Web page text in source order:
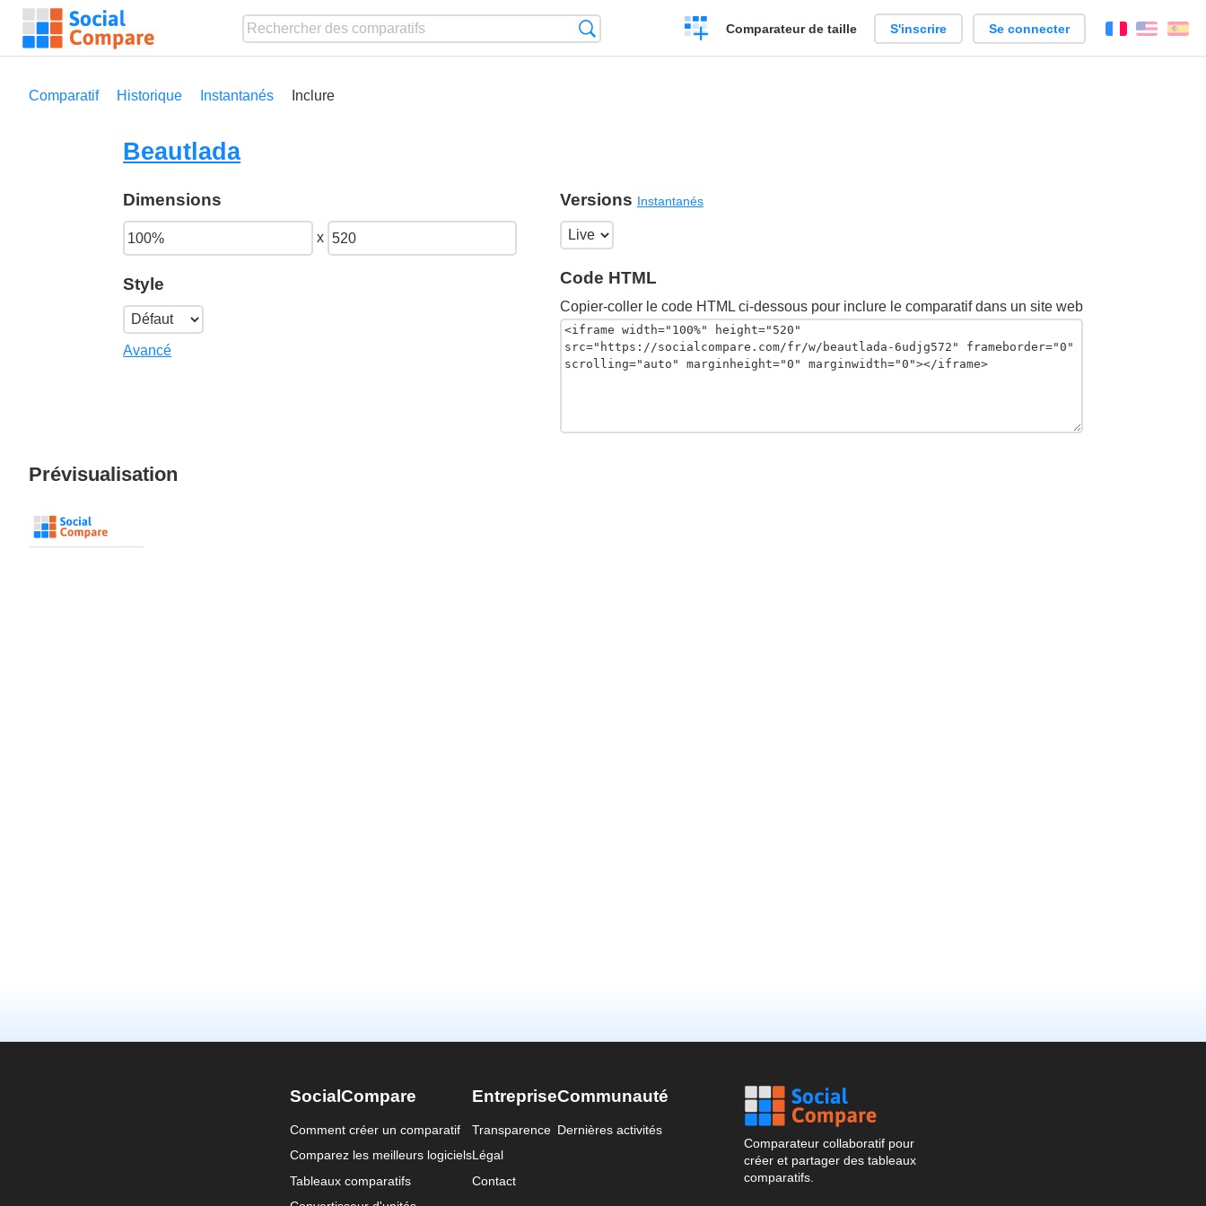
Créer
un
Comparateur de taille S'inscrire Se connecter FrançaisEnglish
Comparatif Historique Instantanés Inclure
Beautlada
Dimensions
x
Style
Avancé
Versions Instantanés
Code HTML
Copier-coller le code HTML ci-dessous pour inclure le comparatif dans un site web
Prévisualisation
SocialCompare
Comment créer un comparatif
Comparez les meilleurs logiciels
Tableaux comparatifs
Entreprise
Transparence
Légal
Contact
Communauté
Dernières activités
Comparateur collaboratif pour
créer et partager des tableaux
comparatifs.